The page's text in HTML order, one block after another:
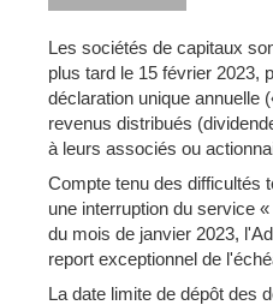
Les sociétés de capitaux
plus tard le 15 février 2023,
déclaration unique annuelle
revenus distribués
à leurs associés ou
Compte tenu des difficultés
une interruption du service
du mois de janvier 2023,
report exceptionnel de
La date limite de dépôt des